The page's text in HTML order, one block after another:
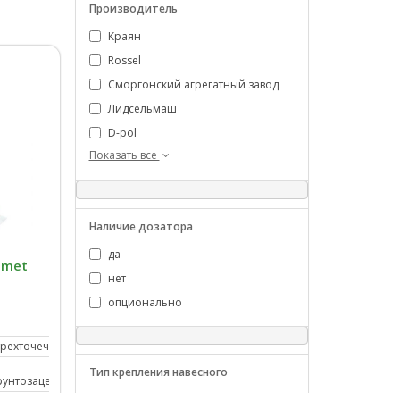
Производитель
Краян
Rossel
Сморгонский агрегатный завод
Лидсельмаш
D-pol
Показать все
Наличие дозатора
да
нет
опционально
Тип крепления навесного